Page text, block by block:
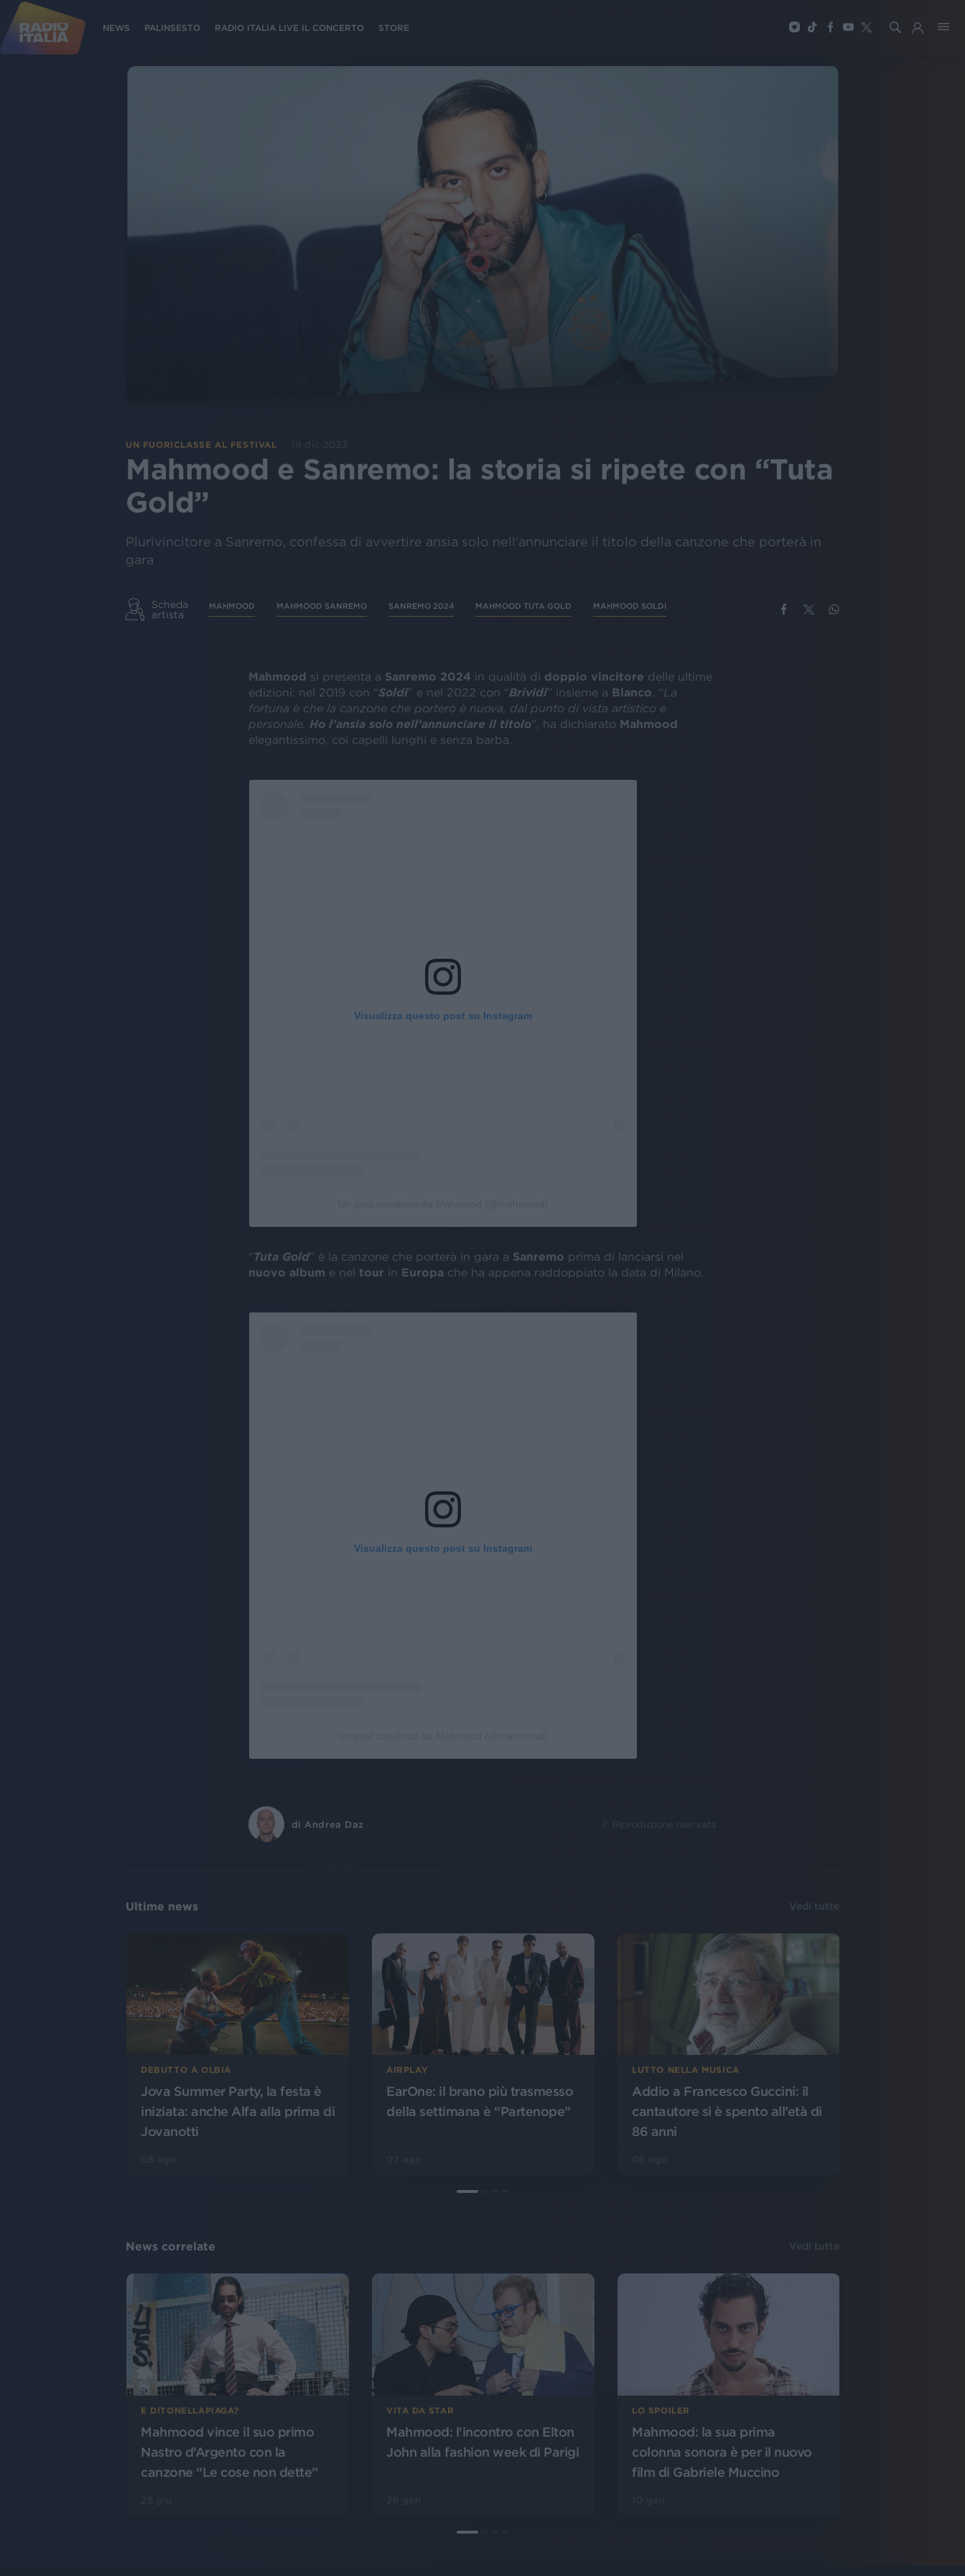
NEWS PALINSESTO RADIO ITALIA LIVE IL CONCERTO STORE
UN FUORICLASSE AL FESTIVAL 19 dic 2023
Mahmood e Sanremo: la storia si ripete con “Tuta
Gold”
Plurivincitore a Sanremo, confessa di avvertire ansia solo nell’annunciare il titolo della canzone che porterà in
gara
Scheda
artista
MAHMOOD MAHMOOD SANREMO SANREMO 2024 MAHMOOD TUTA GOLD MAHMOOD SOLDI
Mahmood si presenta a Sanremo 2024 in qualità di doppio vincitore delle ultime
edizioni: nel 2019 con “Soldi” e nel 2022 con “Brividi” insieme a Blanco . “La
fortuna è che la canzone che porterò è nuova, dal punto di vista artistico e
personale. Ho l’ansia solo nell’annunciare il titolo”, ha dichiarato Mahmood
elegantissimo, coi capelli lunghi e senza barba.
Visualizza questo post su Instagram
“Tuta Gold” è la canzone che porterà in gara a Sanremo prima di lanciarsi nel
nuovo album e nel tour in Europa che ha appena raddoppiato la data di Milano.
Visualizza questo post su Instagram
di Andrea Daz © Riproduzione riservata
Ultime news Vedi tutte
DEBUTTO A OLBIA
Jova Summer Party, la festa è
iniziata: anche Alfa alla prima di
Jovanotti
AIRPLAY
EarOne: il brano più trasmesso
della settimana è “Partenope”
LUTTO NELLA MUSICA
Addio a Francesco Guccini: il
cantautore si è spento all’età di
86 anni
News correlate Vedi tutte
E DITONELLAPIAGA?
Mahmood vince il suo primo
Nastro d’Argento con la
canzone “Le cose non dette”
VITA DA STAR
Mahmood: l'incontro con Elton
John alla fashion week di Parigi
LO SPOILER
Mahmood: la sua prima
colonna sonora è per il nuovo
film di Gabriele Muccino